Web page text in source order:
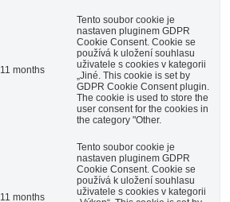
11 months
Tento soubor cookie je
nastaven pluginem GDPR
Cookie Consent. Cookie se
používá k uložení souhlasu
uživatele s cookies v kategorii
„Jiné. This cookie is set by
GDPR Cookie Consent plugin.
The cookie is used to store the
user consent for the cookies in
the category "Other.
11 months
Tento soubor cookie je
nastaven pluginem GDPR
Cookie Consent. Cookie se
používá k uložení souhlasu
uživatele s cookies v kategorii